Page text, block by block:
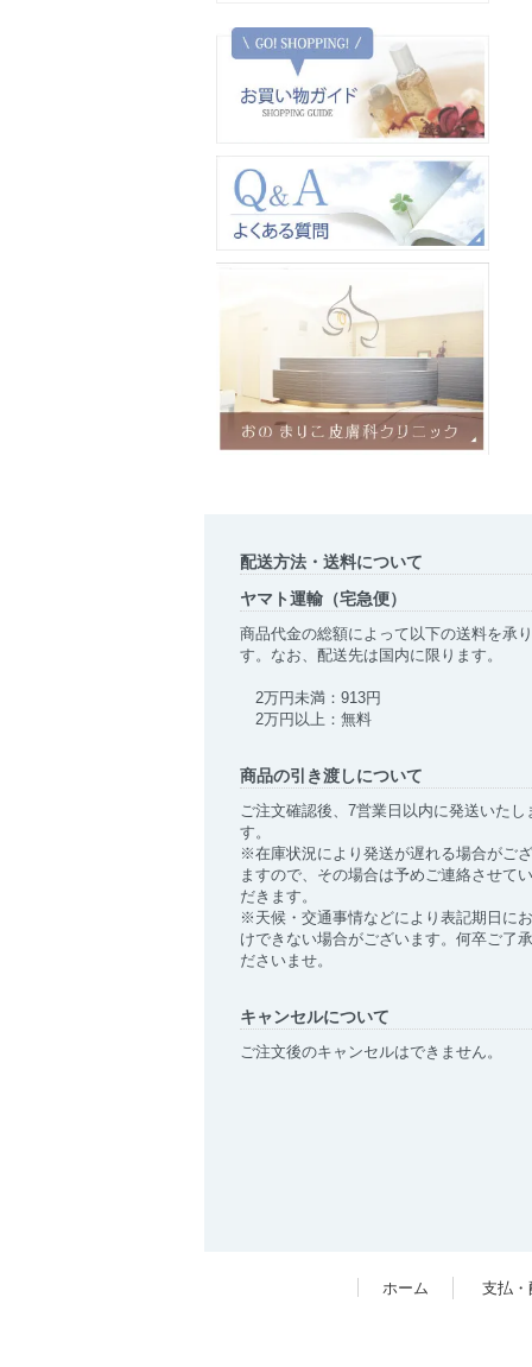
配送方法・送料について
ヤマト運輸（宅急便）
商品代金の総額によって以下の送料を承
す。なお、配送先は国内に限ります。
2万円未満：913円
2万円以上：無料
商品の引き渡しについて
ご注文確認後、7営業日以内に発送いたし
す。
※在庫状況により発送が遅れる場合がご
ますので、その場合は予めご連絡させて
だきます。
※天候・交通事情などにより表記期日に
けできない場合がございます。何卒ご了
ださいませ。
キャンセルについて
ご注文後のキャンセルはできません。
ホーム 支払・